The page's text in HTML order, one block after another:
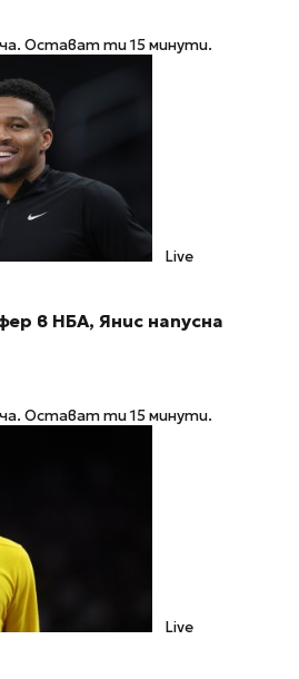
Остават ти 15 минути.
Live
в НБА, Янис напусна
Остават ти 15 минути.
Live